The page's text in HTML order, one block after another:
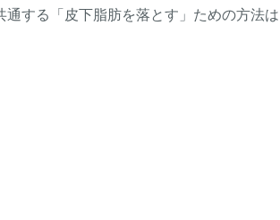
する「皮下脂肪を落とす」ための方法は